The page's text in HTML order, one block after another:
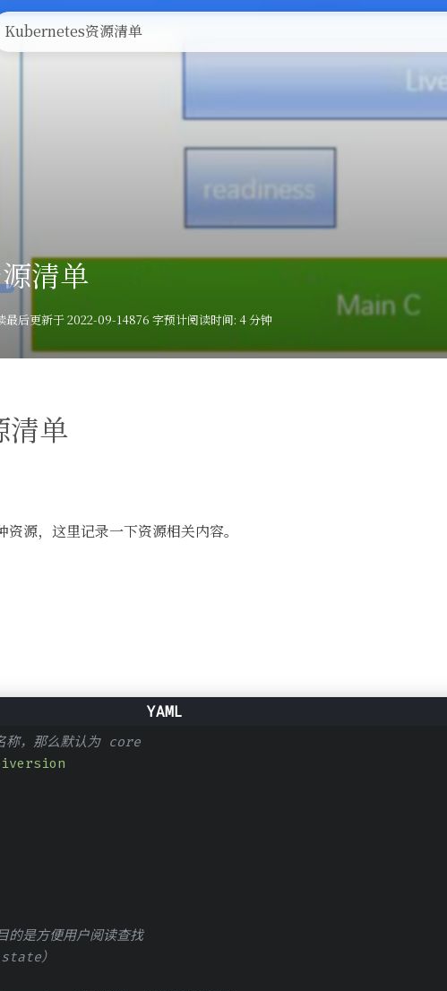
Kubernetes资源清单
清单
最后更新于 2022-09-14876 字预计阅读时间: 4 分钟
单
源，这里记录一下资源相关内容。
，那么默认为 core
的是方便用户阅读查找
）